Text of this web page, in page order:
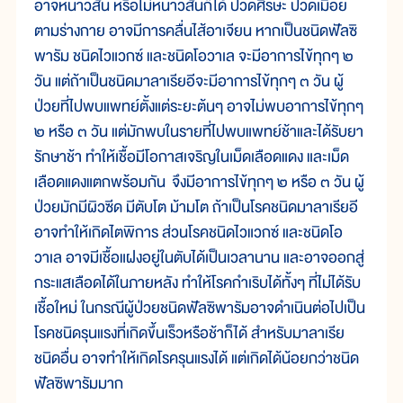
อาจหนาวสั่น หรือไม่หนาวสั่นก็ได้ ปวดศีรษะ ปวดเมื่อย
ตามร่างกาย อาจมีการคลื่นไส้อาเจียน หากเป็นชนิดฟัลซิ
พารัม ชนิดไวแวกซ์ และชนิดโอวาเล จะมีอาการไข้ทุกๆ ๒
วัน แต่ถ้าเป็นชนิดมาลาเรียอีจะมีอาการไข้ทุกๆ ๓ วัน ผู้
ป่วยที่ไปพบแพทย์ตั้งแต่ระยะต้นๆ อาจไม่พบอาการไข้ทุกๆ
๒ หรือ ๓ วัน แต่มักพบในรายที่ไปพบแพทย์ช้าและได้รับยา
รักษาช้า ทำให้เชื้อมีโอกาสเจริญในเม็ดเลือดแดง และเม็ด
เลือดแดงแตกพร้อมกัน จึงมีอาการไข้ทุกๆ ๒ หรือ ๓ วัน ผู้
ป่วยมักมีผิวซีด มีตับโต ม้ามโต ถ้าเป็นโรคชนิดมาลาเรียอี
อาจทำให้เกิดไตพิการ ส่วนโรคชนิดไวแวกซ์ และชนิดโอ
วาเล อาจมีเชื้อแฝงอยู่ในตับได้เป็นเวลานาน และอาจออกสู่
กระแสเลือดได้ในภายหลัง ทำให้โรคกำเริบได้ทั้งๆ ที่ไม่ได้รับ
เชื้อใหม่ ในกรณีผู้ป่วยชนิดฟัลซิพารัมอาจดำเนินต่อไปเป็น
โรคชนิดรุนแรงที่เกิดขึ้นเร็วหรือช้าก็ได้ สำหรับมาลาเรีย
ชนิดอื่น อาจทำให้เกิดโรครุนแรงได้ แต่เกิดได้น้อยกว่าชนิด
ฟัลซิพารัมมาก